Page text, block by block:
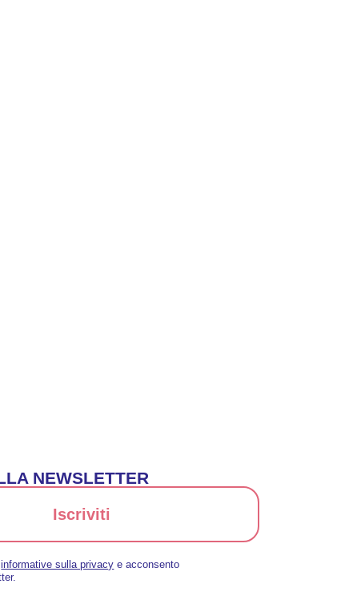
NEWSLETTER
Iscriviti
informative sulla privacy e acconsento